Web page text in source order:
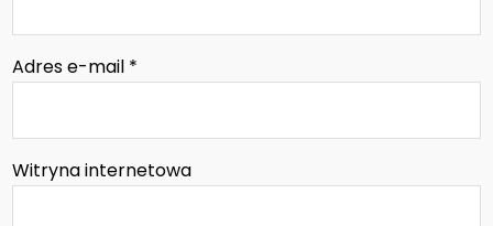
Adres e-mail *
Witryna internetowa